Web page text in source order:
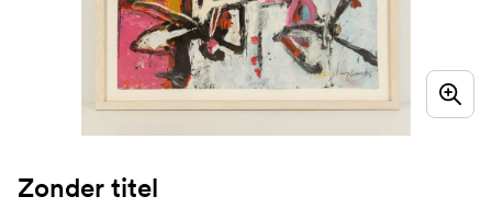
Zonder titel